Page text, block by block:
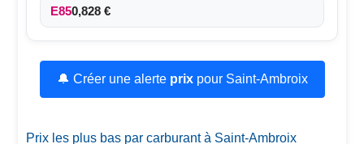
E850,828 €
🔔 Créer une alerte prixpour Saint-Ambroix
Prix les plus bas par carburant à Saint-Ambroix